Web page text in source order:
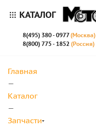
КАТАЛОГ
8(495) 380 - 0977(Москва)
8(800) 775 - 1852 (Россия)
Главная
—
Каталог
—
Запчасти